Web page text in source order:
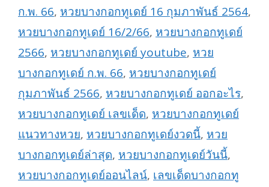
ก.พ. 66, หวยบางกอกทูเดย์ 16 กุมภาพันธ์ 2564,
หวยบางกอกทูเดย์ 16/2/66, หวยบางกอกทูเดย์
2566, หวยบางกอกทูเดย์ youtube, หวย
บางกอกทูเดย์ ก.พ. 66, หวยบางกอกทูเดย์
กุมภาพันธ์ 2566, หวยบางกอกทูเดย์ ออกอะไร,
หวยบางกอกทูเดย์ เลขเด็ด, หวยบางกอกทูเดย์
แนวทางหวย, หวยบางกอกทูเดย์งวดนี้, หวย
บางกอกทูเดย์ล่าสุด, หวยบางกอกทูเดย์วันนี้,
หวยบางกอกทูเดย์ออนไลน์, เลขเด็ดบางกอกทู